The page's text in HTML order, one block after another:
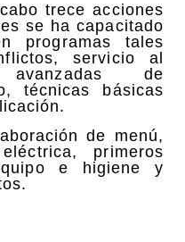
trece acciones
se ha capacitado
programas tales
servicio al
de
técnicas básicas
de menú,
primeros
e higiene y